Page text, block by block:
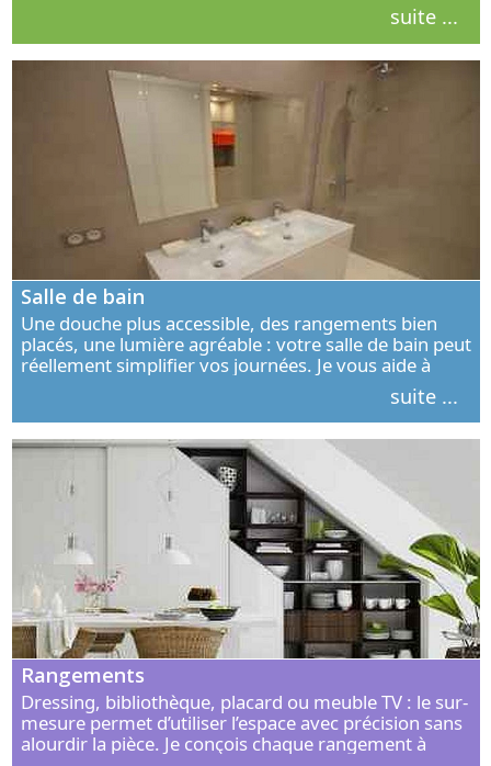
interlocuteur principal. Découvrez ma façon de vous
suite ...
Salle de bain
Une douche plus accessible, des rangements bien
placés, une lumière agréable : votre salle de bain peut
réellement simplifier vos journées. Je vous aide à
concevoir un espace élégant, confortable et adapté à
suite ...
Rangements
Dressing, bibliothèque, placard ou meuble TV : le sur-
mesure permet d’utiliser l’espace avec précision sans
alourdir la pièce. Je conçois chaque rangement à